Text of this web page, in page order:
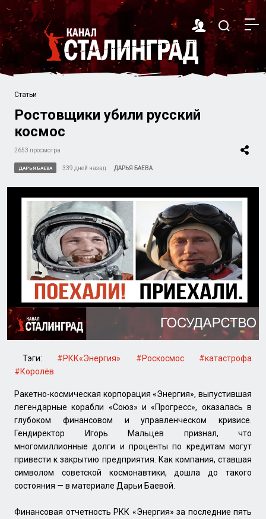
Статьи
Ростовщики убили русский
космос
2653 просмотра
ДАРЬЯ БАЕВА 339 дней назад ДАРЬЯ БАЕВА
Тэги: #РКК«Энергия» #Роскосмос
#катастрофа
#Королёв
Ракетно-космическая корпорация «Энергия», выпустившая
легендарные корабли «Союз» и «Прогресс», оказалась в
глубоком финансовом и управленческом кризисе.
Гендиректор Игорь Мальцев признал, что
многомиллионные долги и проценты по кредитам могут
привести к закрытию предприятия. Как компания, ставшая
символом советской космонавтики, дошла до такого
состояния — в материале Дарьи Баевой.
Финансовая отчетность РКК «Энергия» за последние пять